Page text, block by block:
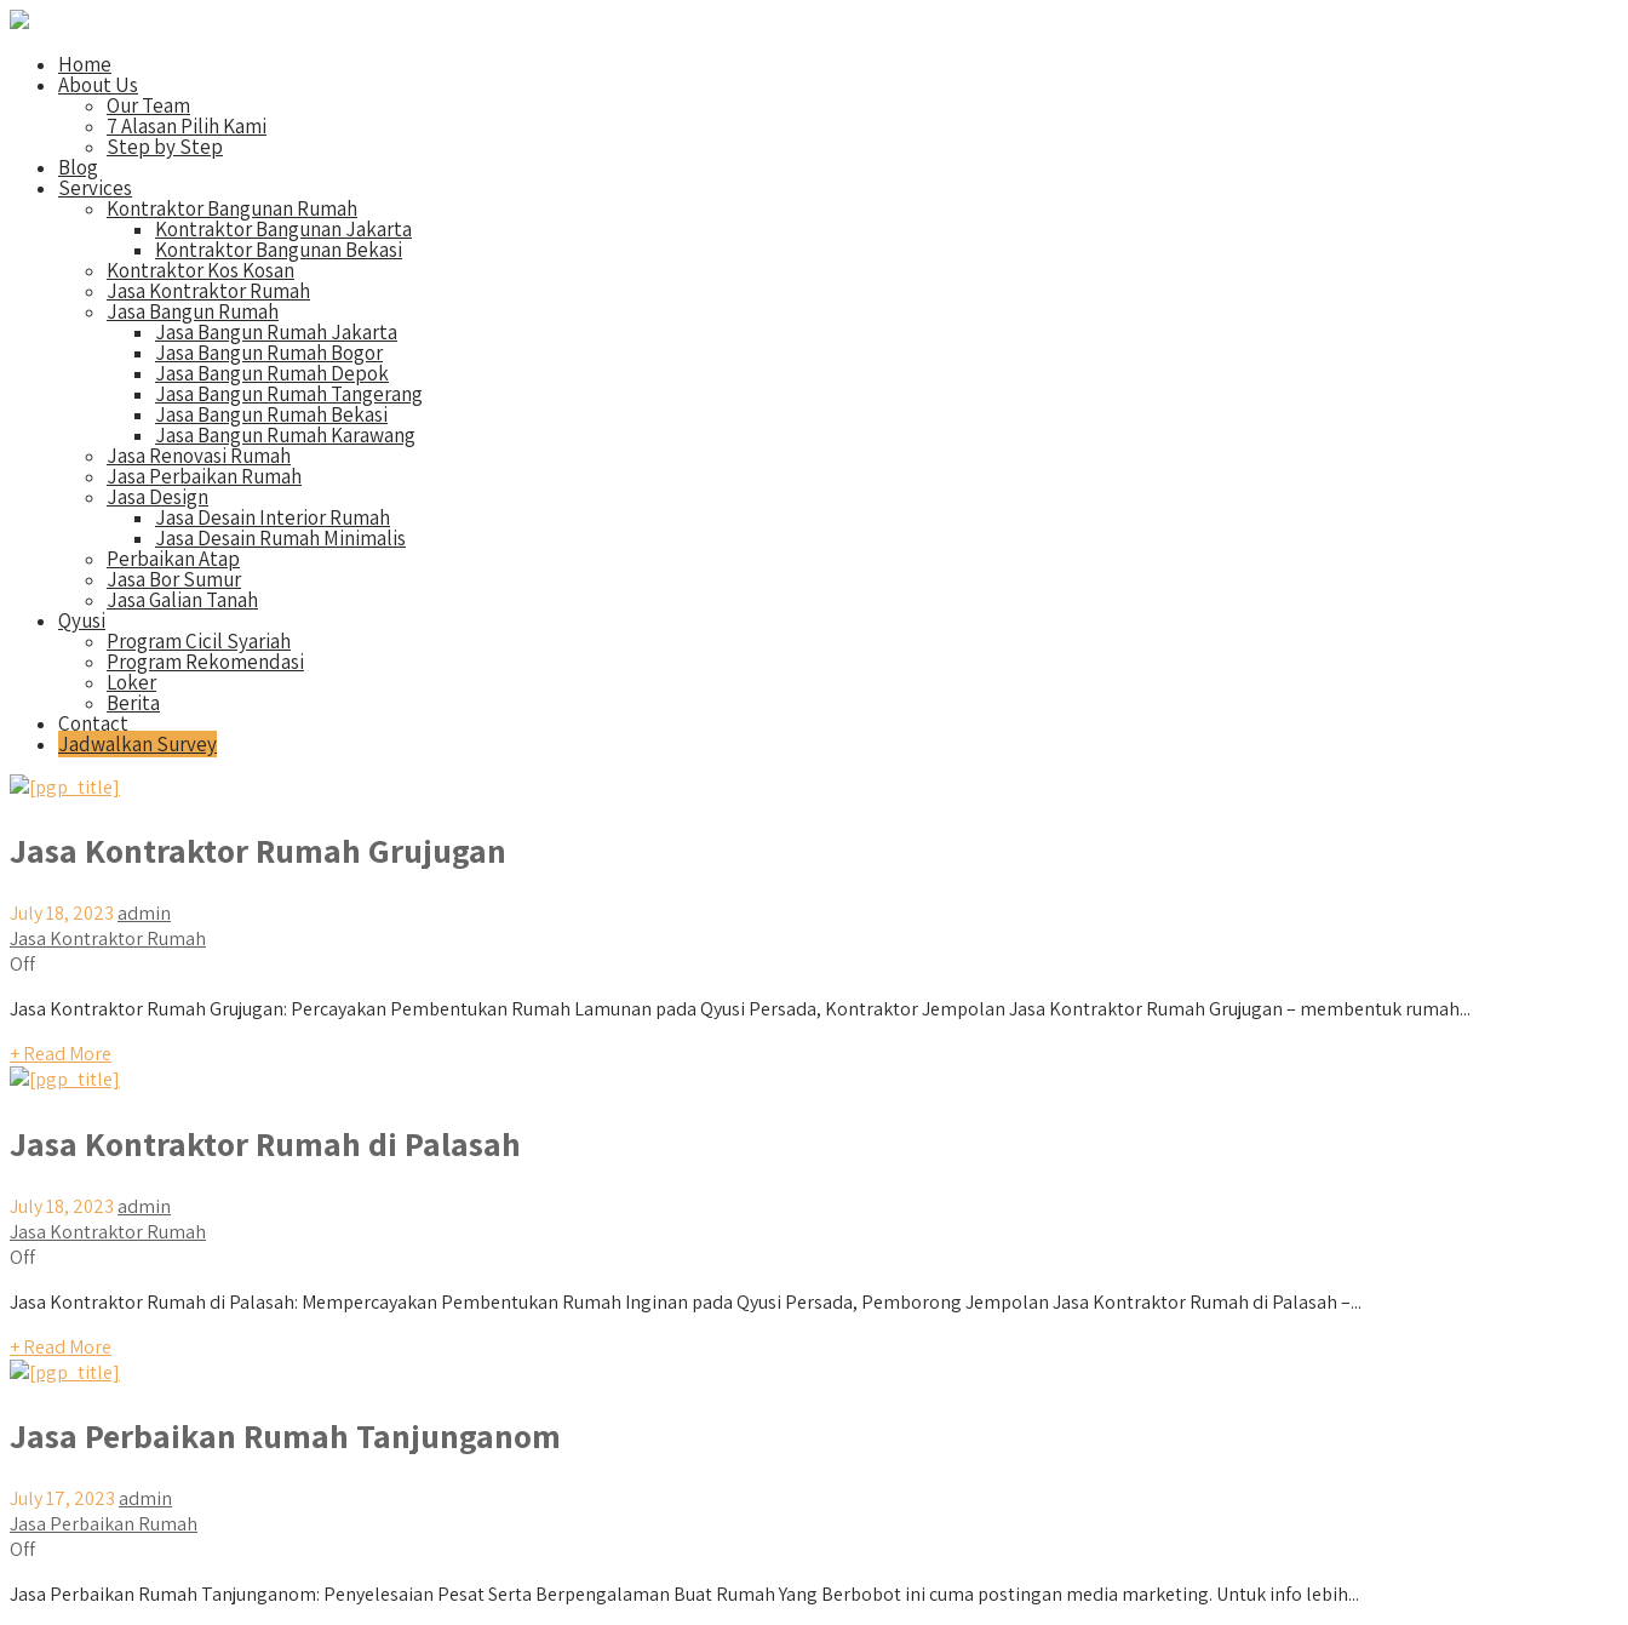
Home
About Us
Our Team
7 Alasan Pilih Kami
Step by Step
Blog
Services
Kontraktor Bangunan Rumah
Kontraktor Bangunan Jakarta
Kontraktor Bangunan Bekasi
Kontraktor Kos Kosan
Jasa Kontraktor Rumah
Jasa Bangun Rumah
Jasa Bangun Rumah Jakarta
Jasa Bangun Rumah Bogor
Jasa Bangun Rumah Depok
Jasa Bangun Rumah Tangerang
Jasa Bangun Rumah Bekasi
Jasa Bangun Rumah Karawang
Jasa Renovasi Rumah
Jasa Perbaikan Rumah
Jasa Design
Jasa Desain Interior Rumah
Jasa Desain Rumah Minimalis
Perbaikan Atap
Jasa Bor Sumur
Jasa Galian Tanah
Qyusi
Program Cicil Syariah
Program Rekomendasi
Loker
Berita
Contact
Jadwalkan Survey
Jasa Kontraktor Rumah Grujugan
July 18, 2023 admin
Jasa Kontraktor Rumah
Off
Jasa Kontraktor Rumah Grujugan: Percayakan Pembentukan Rumah Lamunan pada Qyusi Persada, Kontraktor Jempolan Jasa Kontraktor Rumah Grujugan – membentuk rumah...
+ Read More
Jasa Kontraktor Rumah di Palasah
July 18, 2023 admin
Jasa Kontraktor Rumah
Off
Jasa Kontraktor Rumah di Palasah: Mempercayakan Pembentukan Rumah Inginan pada Qyusi Persada, Pemborong Jempolan Jasa Kontraktor Rumah di Palasah –...
+ Read More
Jasa Perbaikan Rumah Tanjunganom
July 17, 2023 admin
Jasa Perbaikan Rumah
Off
Jasa Perbaikan Rumah Tanjunganom: Penyelesaian Pesat Serta Berpengalaman Buat Rumah Yang Berbobot ini cuma postingan media marketing. Untuk info lebih...